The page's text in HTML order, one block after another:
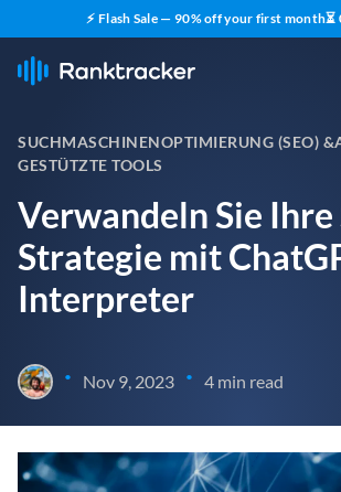
⚡ Flash Sale — 90% off your first month⏳
SUCHMASCHINENOPTIMIERUNG (SEO)
GESTÜTZTE TOOLS
Verwandeln Sie Ihre
Strategie mit
Interpreter
• Nov 9, 2023 • 4 min read